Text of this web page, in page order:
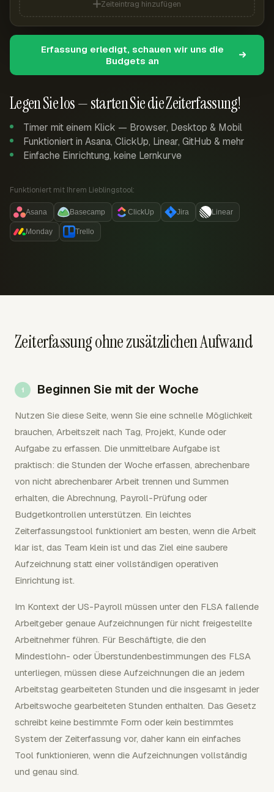
Legen Sie los — starten Sie die Zeiterfassung!
Timer mit einem Klick — Browser, Desktop & Mobil
Funktioniert in Asana, ClickUp, Linear, GitHub & mehr
Einfache Einrichtung, keine Lernkurve
Funktioniert mit Ihrem Lieblingstool:
Asana Basecamp ClickUp Jira Linear
Monday Trello
Zeiteintrag hinzufügen
Erfassung erledigt, schauen wir uns die
Budgets an
Zeiterfassung ohne zusätzlichen Aufwand
Beginnen Sie mit der Woche
Nutzen Sie diese Seite, wenn Sie eine schnelle Möglichkeit
brauchen, Arbeitszeit nach Tag, Projekt, Kunde oder
Aufgabe zu erfassen. Die unmittelbare Aufgabe ist
praktisch: die Stunden der Woche erfassen, abrechenbare
von nicht abrechenbarer Arbeit trennen und Summen
erhalten, die Abrechnung, Payroll-Prüfung oder
Budgetkontrollen unterstützen. Ein leichtes
Zeiterfassungstool funktioniert am besten, wenn die Arbeit
klar ist, das Team klein ist und das Ziel eine saubere
Aufzeichnung statt einer vollständigen operativen
Einrichtung ist.
Im Kontext der US-Payroll müssen unter den FLSA fallende
Arbeitgeber genaue Aufzeichnungen für nicht freigestellte
Arbeitnehmer führen. Für Beschäftigte, die den
Mindestlohn- oder Überstundenbestimmungen des FLSA
unterliegen, müssen diese Aufzeichnungen die an jedem
Arbeitstag gearbeiteten Stunden und die insgesamt in jeder
Arbeitswoche gearbeiteten Stunden enthalten. Das Gesetz
schreibt keine bestimmte Form oder kein bestimmtes
System der Zeiterfassung vor, daher kann ein einfaches
Tool funktionieren, wenn die Aufzeichnungen vollständig
und genau sind.